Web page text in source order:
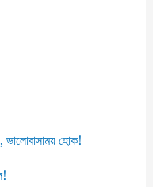
ভালোবাসাময় হোক!